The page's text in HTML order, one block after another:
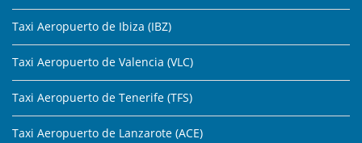
Taxi Aeropuerto de Ibiza (IBZ)
Taxi Aeropuerto de Valencia (VLC)
Taxi Aeropuerto de Tenerife (TFS)
Taxi Aeropuerto de Lanzarote (ACE)